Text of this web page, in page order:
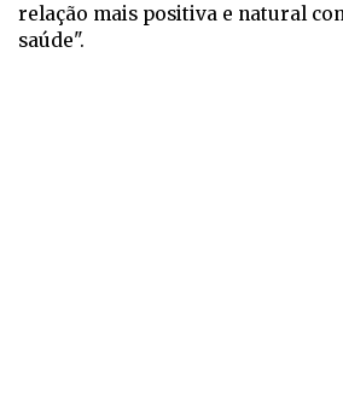
relação mais positiva e natural
saúde".